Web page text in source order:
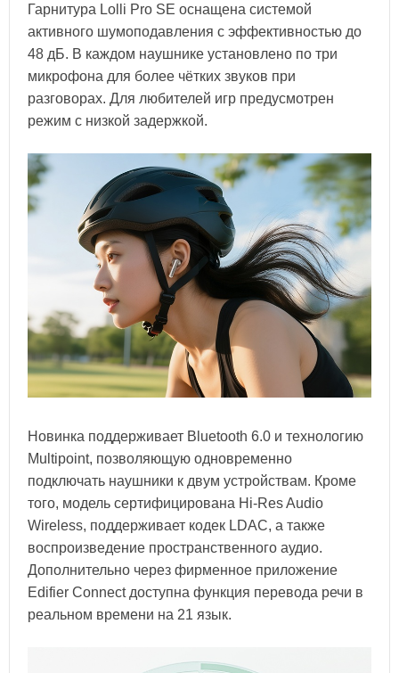
Гарнитура Lolli Pro SE оснащена системой
активного шумоподавления с эффективностью до
48 дБ. В каждом наушнике установлено по три
микрофона для более чётких звуков при
разговорах. Для любителей игр предусмотрен
режим с низкой задержкой.
Новинка поддерживает Bluetooth 6.0 и технологию
Multipoint, позволяющую одновременно
подключать наушники к двум устройствам. Кроме
того, модель сертифицирована Hi-Res Audio
Wireless, поддерживает кодек LDAC, а также
воспроизведение пространственного аудио.
Дополнительно через фирменное приложение
Edifier Connect доступна функция перевода речи в
реальном времени на 21 язык.